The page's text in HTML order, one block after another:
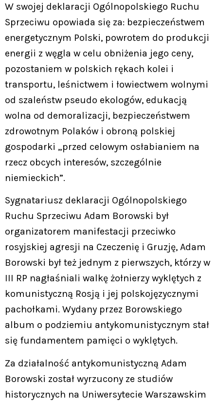
W swojej deklaracji Ogólnopolskiego Ruchu
Sprzeciwu opowiada się za: bezpieczeństwem
energetycznym Polski, powrotem do produkcji
energii z węgla w celu obniżenia jego ceny,
pozostaniem w polskich rękach kolei i
transportu, leśnictwem i łowiectwem wolnymi
od szaleństw pseudo ekologów, edukacją
wolna od demoralizacji, bezpieczeństwem
zdrowotnym Polaków i obroną polskiej
gospodarki „przed celowym osłabianiem na
rzecz obcych interesów, szczególnie
niemieckich”.
Sygnatariusz deklaracji Ogólnopolskiego
Ruchu Sprzeciwu Adam Borowski był
organizatorem manifestacji przeciwko
rosyjskiej agresji na Czeczenię i Gruzję, Adam
Borowski był też jednym z pierwszych, którzy w
III RP nagłaśniali walkę żołnierzy wyklętych z
komunistyczną Rosją i jej polskojęzycznymi
pachołkami. Wydany przez Borowskiego
album o podziemiu antykomunistycznym stał
się fundamentem pamięci o wyklętych.
Za działalność antykomunistyczną Adam
Borowski został wyrzucony ze studiów
historycznych na Uniwersytecie Warszawskim